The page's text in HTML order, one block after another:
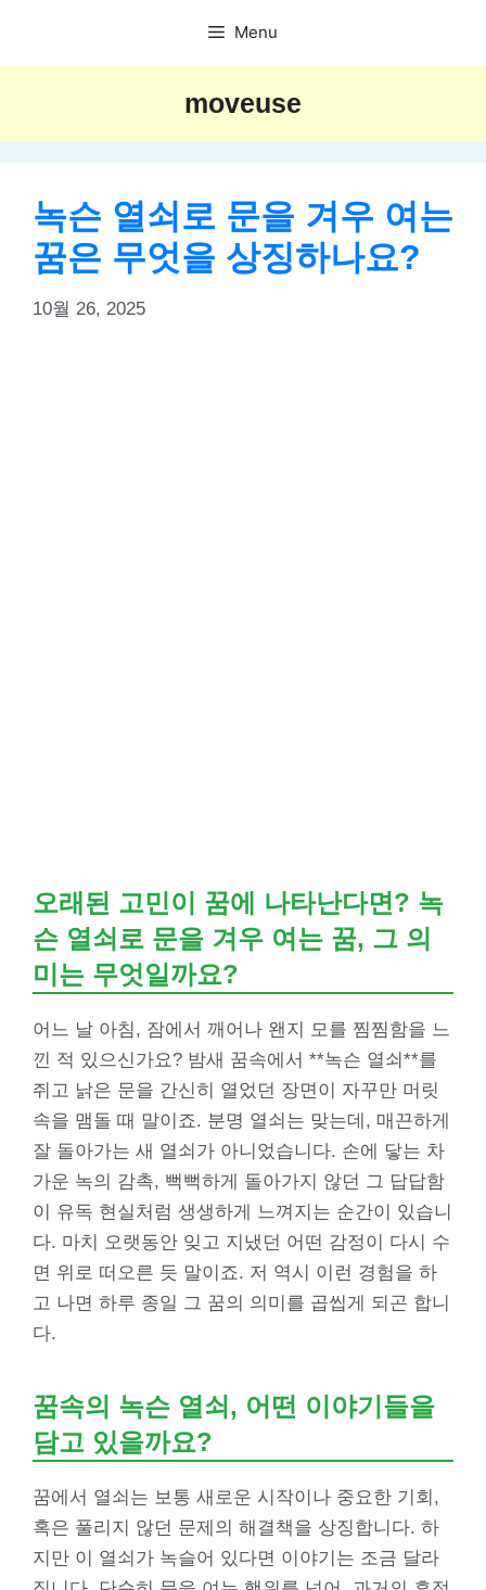
content
Menu
moveuse
녹슨 열쇠로 문을 겨우 여는
꿈은 무엇을 상징하나요?
10월 26, 2025
오래된 고민이 꿈에 나타난다면? 녹
슨 열쇠로 문을 겨우 여는 꿈, 그 의
미는 무엇일까요?
어느 날 아침, 잠에서 깨어나 왠지 모를 찜찜함을 느
낀 적 있으신가요? 밤새 꿈속에서 **녹슨 열쇠**를
쥐고 낡은 문을 간신히 열었던 장면이 자꾸만 머릿
속을 맴돌 때 말이죠. 분명 열쇠는 맞는데, 매끈하게
잘 돌아가는 새 열쇠가 아니었습니다. 손에 닿는 차
가운 녹의 감촉, 뻑뻑하게 돌아가지 않던 그 답답함
이 유독 현실처럼 생생하게 느껴지는 순간이 있습니
다. 마치 오랫동안 잊고 지냈던 어떤 감정이 다시 수
면 위로 떠오른 듯 말이죠. 저 역시 이런 경험을 하
고 나면 하루 종일 그 꿈의 의미를 곱씹게 되곤 합니
다.
꿈속의 녹슨 열쇠, 어떤 이야기들을
담고 있을까요?
꿈에서 열쇠는 보통 새로운 시작이나 중요한 기회,
혹은 풀리지 않던 문제의 해결책을 상징합니다. 하
지만 이 열쇠가 녹슬어 있다면 이야기는 조금 달라